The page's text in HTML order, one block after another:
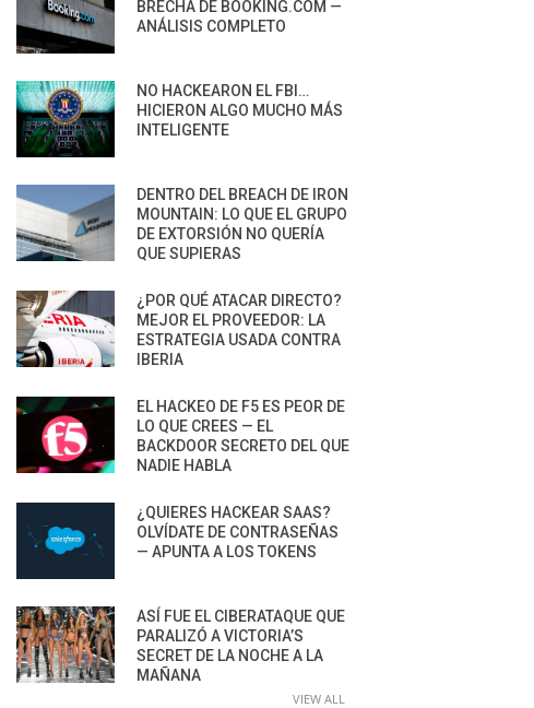
BRECHA DE BOOKING.COM —
ANÁLISIS COMPLETO
NO HACKEARON EL FBI…
HICIERON ALGO MUCHO MÁS
INTELIGENTE
DENTRO DEL BREACH DE IRON
MOUNTAIN: LO QUE EL GRUPO
DE EXTORSIÓN NO QUERÍA
QUE SUPIERAS
¿POR QUÉ ATACAR DIRECTO?
MEJOR EL PROVEEDOR: LA
ESTRATEGIA USADA CONTRA
IBERIA
EL HACKEO DE F5 ES PEOR DE
LO QUE CREES — EL
BACKDOOR SECRETO DEL QUE
NADIE HABLA
¿QUIERES HACKEAR SAAS?
OLVÍDATE DE CONTRASEÑAS
— APUNTA A LOS TOKENS
ASÍ FUE EL CIBERATAQUE QUE
PARALIZÓ A VICTORIA’S
SECRET DE LA NOCHE A LA
MAÑANA
VIEW ALL